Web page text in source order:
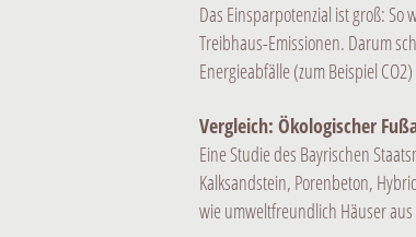
Das Einsparpotenzial ist groß:
Treibhaus-Emissionen. Darum
Energieabfälle (zum Beispiel
Vergleich: Ökologischer
Eine Studie des Bayrischen
Kalksandstein, Porenbeton,
wie umweltfreundlich Häuser aus